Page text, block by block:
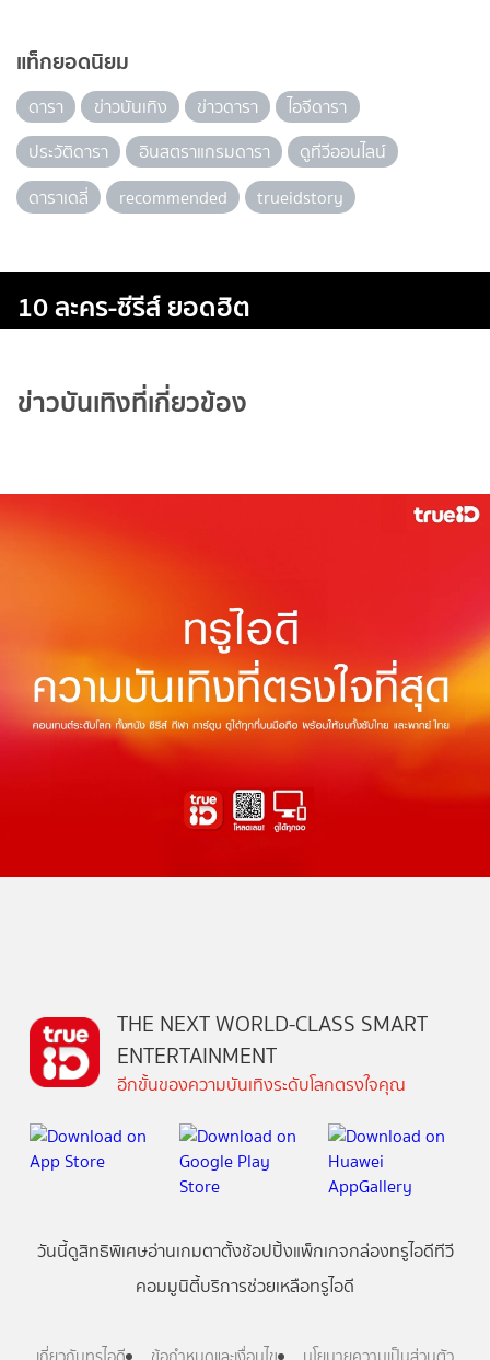
แท็กยอดนิยม
ดารา ข่าวบันเทิง ข่าวดารา
ไอจีดารา
ประวัติดารา
อินสตราแกรมดารา
ดูทีวีออนไลน์
ดาราเดลี่
recommended trueidstory
10 ละคร-ซีรีส์ ยอดฮิต
ข่าวบันเทิงที่เกี่ยวข้อง
THE NEXT WORLD-CLASS SMART
ENTERTAINMENT
อีกขั้นของความบันเทิงระดับโลกตรงใจคุณ
วันนี้ดูสิทธิพิเศษอ่านเกมตาตั้งช้อปปิ้งแพ็กเกจกล่องทรูไอดีทีวี
คอมมูนิตี้บริการช่วยเหลือทรูไอดี